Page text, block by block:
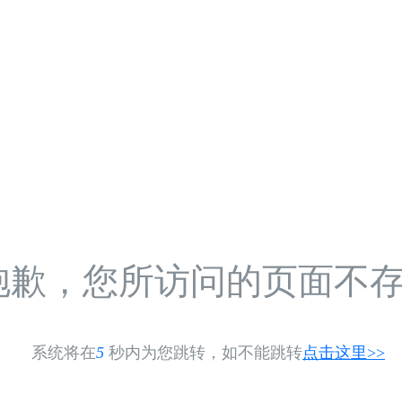
歉，您所访问的页面不
系统将在5 秒内为您跳转，如不能跳转点击这里>>